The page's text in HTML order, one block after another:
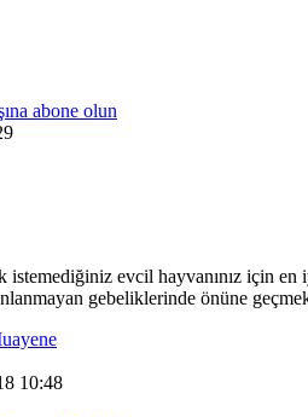
abone olun
istemediğiniz evcil hayvanınız için en
gebeliklerinde önüne
10:48